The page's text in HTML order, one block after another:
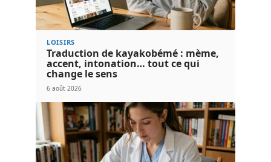
LOISIRS
Traduction de kayakobémé : mème,
accent, intonation… tout ce qui
change le sens
6 août 2026